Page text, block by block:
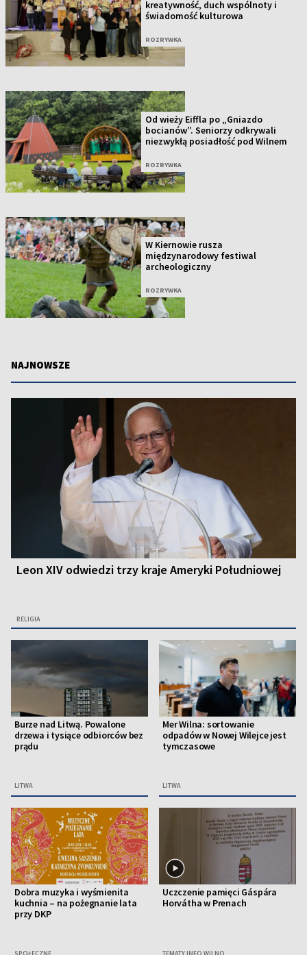
kreatywność, duch wspólnoty i
świadomość kulturowa
ROZRYWKA
Od wieży Eiffla po „Gniazdo
bocianów”. Seniorzy odkrywali
niezwykłą posiadłość pod Wilnem
ROZRYWKA
W Kiernowie rusza
międzynarodowy festiwal
archeologiczny
ROZRYWKA
NAJNOWSZE
Leon XIV odwiedzi trzy kraje Ameryki Południowej
RELIGIA
Burze nad Litwą. Powalone
drzewa i tysiące odbiorców bez
prądu
LITWA
Mer Wilna: sortowanie
odpadów w Nowej Wilejce jest
tymczasowe
LITWA
Dobra muzyka i wyśmienita
kuchnia – na pożegnanie lata
przy DKP
Uczczenie pamięci Gáspára
Horvátha w Prenach